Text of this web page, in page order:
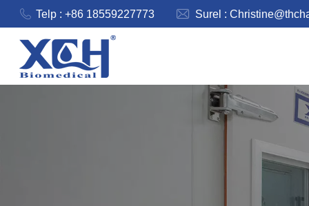
Telp : +86 18559227773 Surel :